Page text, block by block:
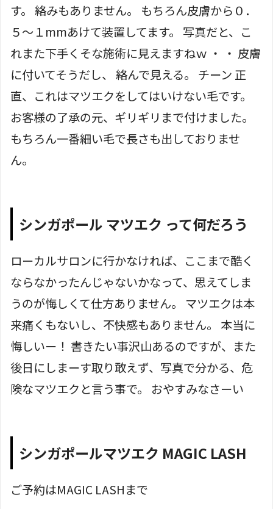
す。 絡みもありません。 もちろん皮膚から０．
５～１mmあけて装置してます。 写真だと、こ
れまた下手くそな施術に見えますねｗ ・ ・ 皮膚
に付いてそうだし、 絡んで見える。 チーン 正
直、これはマツエクをしてはいけない毛です。
お客様の了承の元、ギリギリまで付けました。
もちろん一番細い毛で長さも出しておりませ
ん。
シンガポール マツエク って何だろう
ローカルサロンに行かなければ、ここまで酷く
ならなかったんじゃないかなって、思えてしま
うのが悔しくて仕方ありません。 マツエクは本
来痛くもないし、不快感もありません。 本当に
悔しいー！ 書きたい事沢山あるのですが、また
後日にしまーす取り敢えず、写真で分かる、危
険なマツエクと言う事で。 おやすみなさーい
シンガポールマツエク MAGIC LASH
ご予約はMAGIC LASHまで